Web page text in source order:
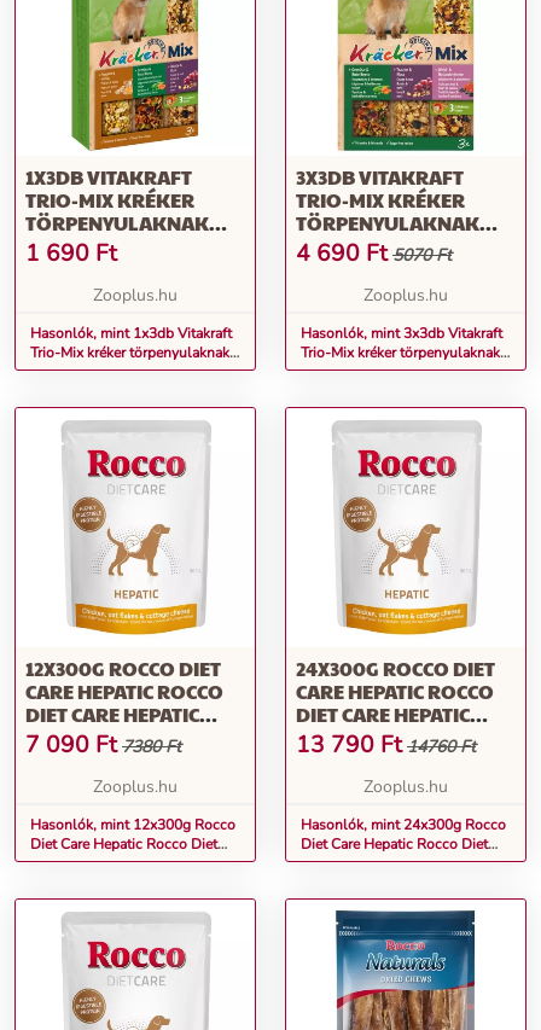
1X3DB VITAKRAFT
TRIO-MIX KRÉKER
TÖRPENYULAKNAK
KISÁLLATSNACK
1 690 Ft
Zooplus.hu
Hasonlók, mint 1x3db Vitakraft
Trio-Mix kréker törpenyulaknak
kisállatsnack
3X3DB VITAKRAFT
TRIO-MIX KRÉKER
TÖRPENYULAKNAK
KISÁLLATSNACK
4 690 Ft 5070 Ft
Zooplus.hu
Hasonlók, mint 3x3db Vitakraft
Trio-Mix kréker törpenyulaknak
kisállatsnack
12X300G ROCCO DIET
CARE HEPATIC ROCCO
DIET CARE HEPATIC
CSIRKE, ZABPEHELY &
TÚRÓ TASAKOS
NEDVES KUTYATÁP
7 090 Ft 7380 Ft
Zooplus.hu
Hasonlók, mint 12x300g Rocco
Diet Care Hepatic Rocco Diet
Care Hepatic csirke, zabpehely &
24X300G ROCCO DIET
CARE HEPATIC ROCCO
DIET CARE HEPATIC
CSIRKE, ZABPEHELY &
TÚRÓ TASAKOS
NEDVES KUTYATÁP
13 790 Ft 14760 Ft
Zooplus.hu
Hasonlók, mint 24x300g Rocco
Diet Care Hepatic Rocco Diet
Care Hepatic csirke, zabpehely &